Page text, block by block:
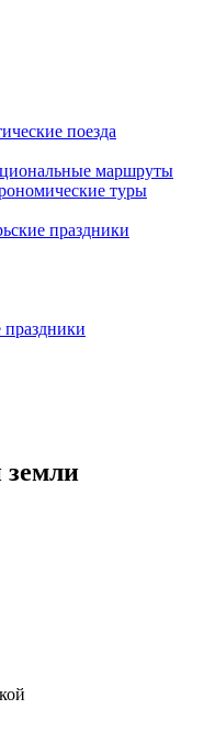
поезда
маршруты
туры
праздники
земли